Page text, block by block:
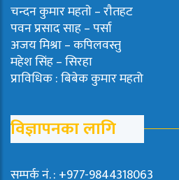
चन्दन कुमार महताे – राैतहट
पवन प्रसाद साह – पर्सा
अजय मिश्रा – कपिलवस्तु
महेश सिंह – सिरहा
प्राविधिक : बिबेक कुमार महतो
विज्ञापनका लागि
सम्पर्क नं. : +977-9844318063